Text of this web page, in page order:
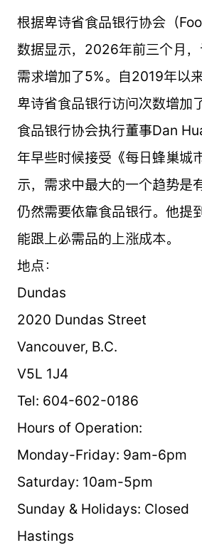
根据卑诗省食品银行协会（
数据显示，2026年前三个月
需求增加了5%。自2019年以
卑诗省食品银行访问次数增加
食品银行协会执行董事Dan
年早些时候接受《每日蜂巢城
示，需求中最大的一个趋势是
仍然需要依靠食品银行。他提
能跟上必需品的上涨成本。
地点：
Dundas
2020 Dundas Street
Vancouver, B.C.
V5L 1J4
Tel: 604-602-0186
Hours of Operation:
Monday-Friday: 9am-6pm
Saturday: 10am-5pm
Sunday & Holidays: Closed
Hastings